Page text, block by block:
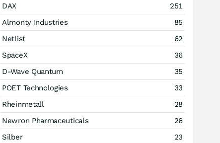
DAX
251
Almonty Industries
85
Netlist
62
SpaceX
36
D-Wave Quantum
35
POET Technologies
33
Rheinmetall
28
Newron Pharmaceuticals
26
Silber
23